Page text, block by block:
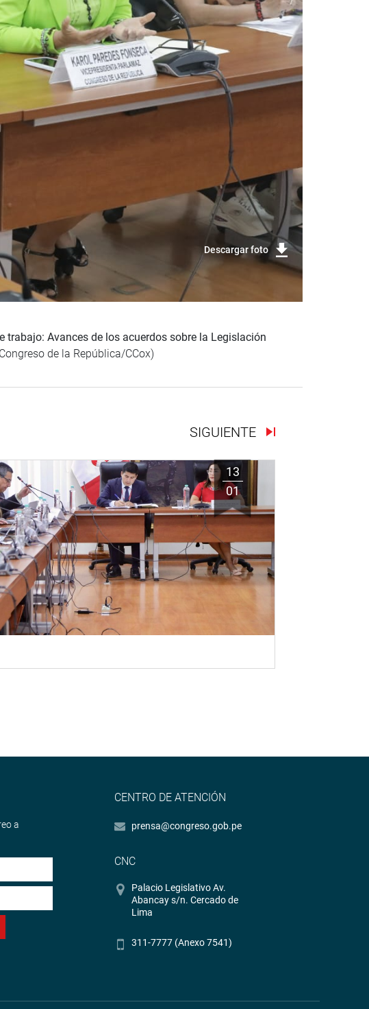
Descargar foto
trabajo: Avances de los acuerdos sobre la Legislación
de la República/CCox)
SIGUIENTE
13
01
a
CENTRO DE ATENCIÓN
prensa@congreso.gob.pe
CNC
Palacio Legislativo Av.
Abancay s/n. Cercado de
Lima
311-7777 (Anexo 7541)